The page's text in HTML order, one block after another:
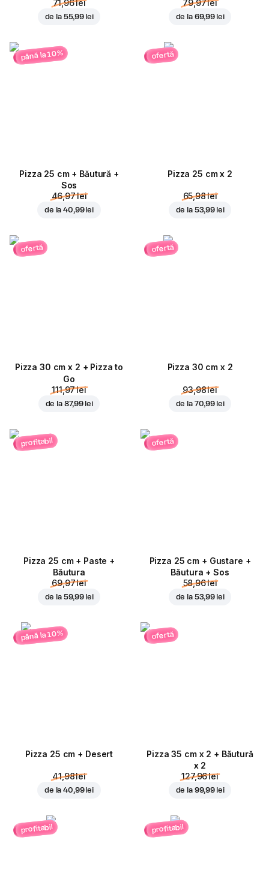
71,96 lei
de la 55,99 lei
79,97 lei
de la 69,99 lei
până la 10%
Pizza 25 cm + Băutură +
Sos
46,97 lei
de la40,99 lei
ofertă
Pizza 25 cm x 2
65,98 lei
de la 53,99 lei
ofertă
Pizza 30 cm x 2 + Pizza to
Go
111,97 lei
de la 87,99 lei
ofertă
Pizza 30 cm x 2
93,98 lei
de la 70,99 lei
profitabil
Pizza 25 cm + Paste +
Băutura
69,97 lei
de la 59,99 lei
ofertă
Pizza 25 cm + Gustare +
Băutura + Sos
58,96 lei
de la 53,99 lei
până la 10%
Pizza 25 cm + Desert
41,98 lei
de la40,99 lei
ofertă
Pizza 35 cm x 2 + Băutură
x 2
127,96 lei
de la 99,99 lei
profitabil profitabil